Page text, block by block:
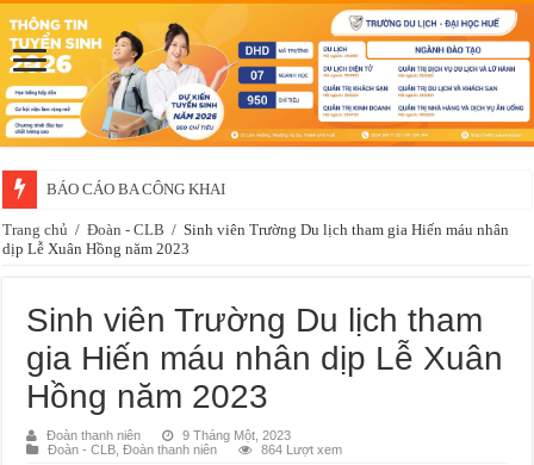
BÁO CÁO BA CÔNG KHAI
Thông báo về việc xét chọn sinh viên đề nghị nhận học bổng của doanh
Trang chủ / Đoàn - CLB / Sinh viên Trường Du lịch tham gia Hiến máu nhân
dịp Lễ Xuân Hồng năm 2023
Sinh viên Trường Du lịch tham
gia Hiến máu nhân dịp Lễ Xuân
Hồng năm 2023
Đoàn thanh niên
9 Tháng Một, 2023
Đoàn - CLB ,Đoàn thanh niên 864 Lượt xem